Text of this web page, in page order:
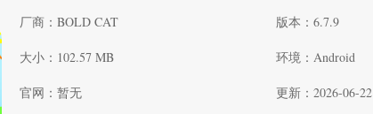
厂商：BOLD CAT 版本：6.7.9
大小：102.57 MB 环境：Android
官网：暂无 更新：2026-06-22